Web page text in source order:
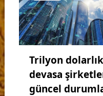
Trilyon dolarlık
devasa
güncel